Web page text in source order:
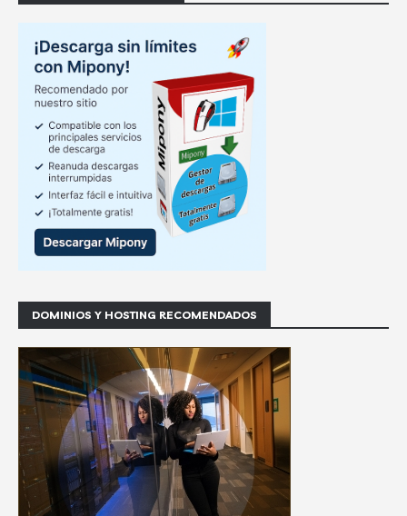
DOMINIOS Y HOSTING RECOMENDADOS